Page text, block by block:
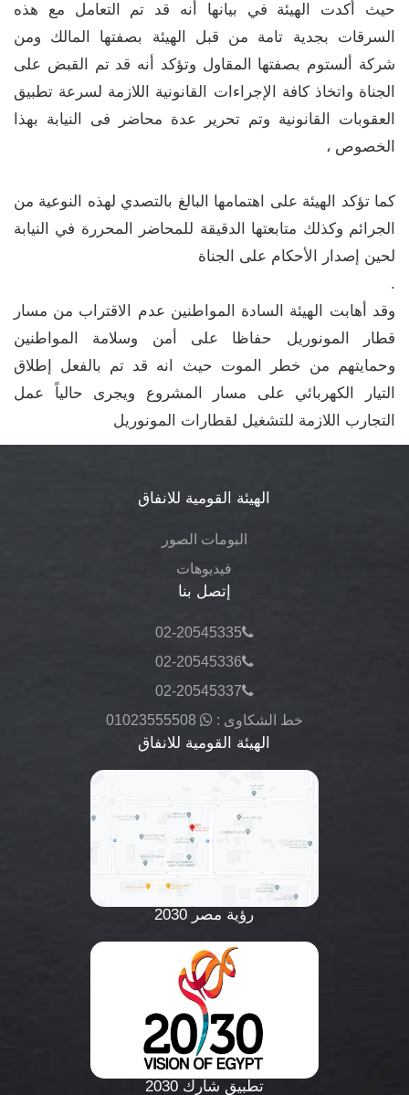
حيث أكدت الهيئة في بيانها أنه قد تم التعامل مع هذه
السرقات بجدية تامة من قبل الهيئة بصفتها المالك ومن
شركة ألستوم بصفتها المقاول وتؤكد أنه قد تم القبض على
الجناة واتخاذ كافة الإجراءات القانونية اللازمة لسرعة تطبيق
العقوبات القانونية وتم تحرير عدة محاضر فى النيابة بهذا
الخصوص ،
كما تؤكد الهيئة على اهتمامها البالغ بالتصدي لهذه النوعية من
الجرائم وكذلك متابعتها الدقيقة للمحاضر المحررة في النيابة
لحين إصدار الأحكام على الجناة
وقد أهابت الهيئة السادة المواطنين عدم الاقتراب من مسار
قطار المونوريل حفاظا على أمن وسلامة المواطنين
وحمايتهم من خطر الموت حيث انه قد تم بالفعل إطلاق
التيار الكهربائي على مسار المشروع ويجرى حالياً عمل
التجارب اللازمة للتشغيل لقطارات المونوريل
الهيئة القومية للانفاق
البومات الصور
فيديوهات
إتصل بنا
02-20545335
02-20545336
02-20545337
خط الشكاوى :
01023555508
الهيئة القومية للانفاق
رؤية مصر 2030
تطبيق شارك 2030